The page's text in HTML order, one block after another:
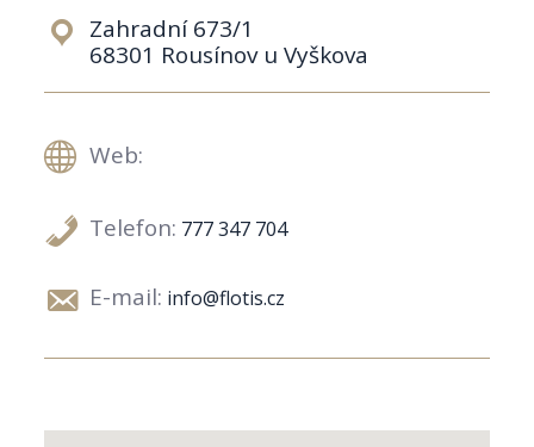
Zahradní 673/1
68301 Rousínov u Vyškova
Web:
Telefon: 777 347 704
E-mail: info@flotis.cz